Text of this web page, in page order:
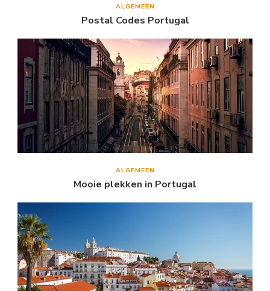
ALGEMEEN
Postal Codes Portugal
ALGEMEEN
Mooie plekken in Portugal